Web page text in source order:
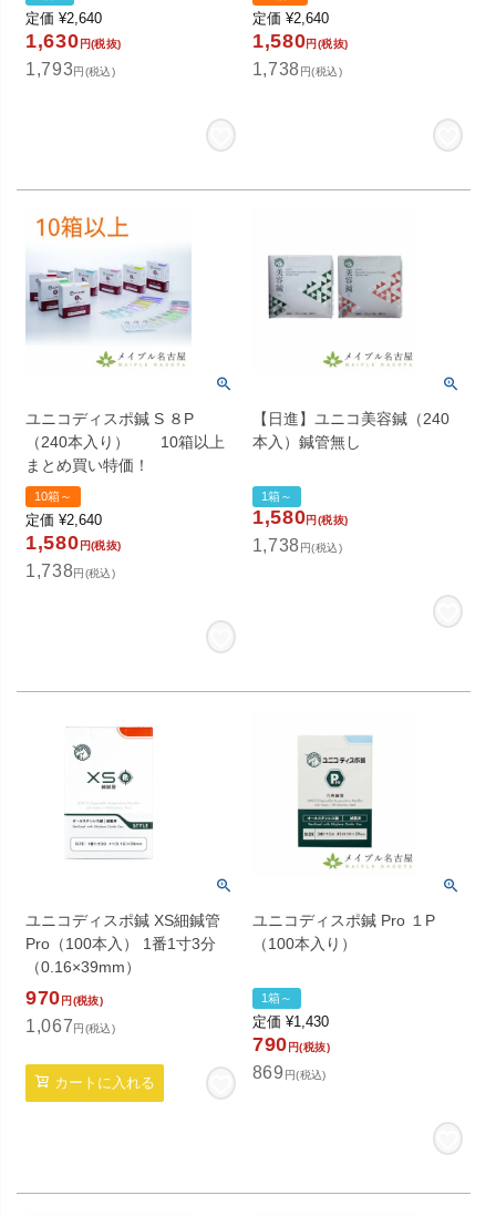
定価 ¥2,640
1,630 円(税抜)
1,793円(税込)
定価 ¥2,640
1,580円(税抜)
1,738 円(税込)
ユニコディスポ鍼 S ８P
（240本入り） 10箱以上
まとめ買い特価！
10箱～
定価 ¥2,640
1,580 円(税抜)
1,738円(税込)
【日進】ユニコ美容鍼（240
本入）鍼管無し
1箱～
1,580円(税抜)
1,738 円(税込)
ユニコディスポ鍼 XS細鍼管
Pro（100本入） 1番1寸3分
（0.16×39mm）
970 円(税抜)
1,067 円(税込)
カートに入れる
ユニコディスポ鍼 Pro １P
（100本入り）
1箱～
定価 ¥1,430
790 円(税抜)
869 円(税込)